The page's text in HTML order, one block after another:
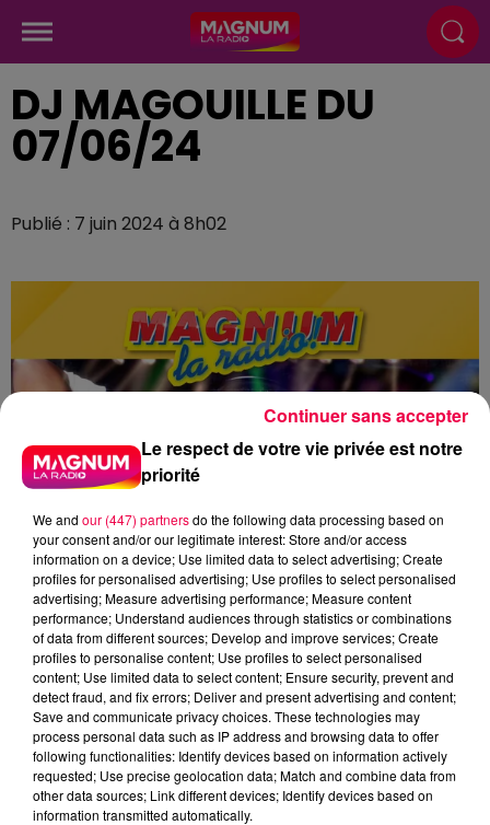
DJ MAGOUILLE DU
07/06/24
Publié : 7 juin 2024 à 8h02
DJ Magouille
Crédit :DJ Magouille
Le respect de votre vie privée est notre
priorité
We and our (447) partnersdo the following data processing based on
your consent and/or our legitimate interest: Store and/or access
information on a device; Use limited data to select advertising; Create
profiles for personalised advertising; Use profiles to select personalised
advertising; Measure advertising performance; Measure content
performance; Understand audiences through statistics or combinations
of data from different sources; Develop and improve services; Create
profiles to personalise content; Use profiles to select personalised
content; Use limited data to select content; Ensure security, prevent and
detect fraud, and fix errors; Deliver and present advertising and content;
Save and communicate privacy choices. These technologies may
process personal data such as IP address and browsing data to offer
following functionalities: Identify devices based on information actively
requested; Use precise geolocation data; Match and combine data from
other data sources; Link different devices; Identify devices based on
information transmitted automatically.
Continuer sans accepter